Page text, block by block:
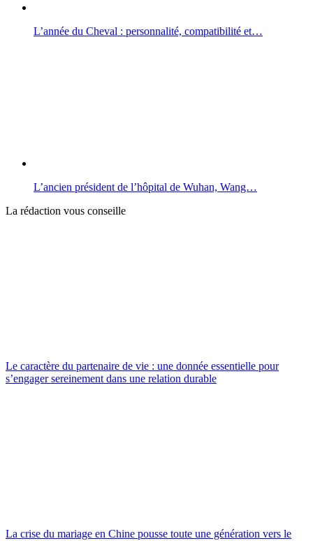
L’année du Cheval : personnalité, compatibilité et…
L’ancien président de l’hôpital de Wuhan, Wang…
La rédaction vous conseille
Le caractère du partenaire de vie : une donnée essentielle pour
s’engager sereinement dans une relation durable
La crise du mariage en Chine pousse toute une génération vers le